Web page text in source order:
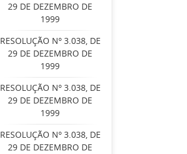
29 DE DEZEMBRO DE
1999
RESOLUÇÃO Nº 3.038, DE
29 DE DEZEMBRO DE
1999
RESOLUÇÃO Nº 3.038, DE
29 DE DEZEMBRO DE
1999
RESOLUÇÃO Nº 3.038, DE
29 DE DEZEMBRO DE